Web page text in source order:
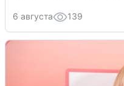
6 августа 139